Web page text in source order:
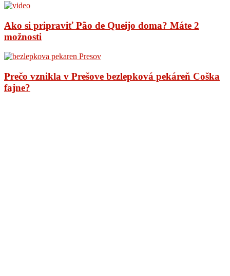
Ako si pripraviť Pão de Queijo doma? Máte 2
možnosti
Prečo vznikla v Prešove bezlepková pekáreň Coška
fajne?